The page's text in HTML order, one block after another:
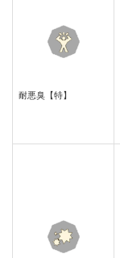
耐悪臭【特】